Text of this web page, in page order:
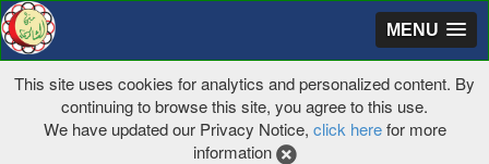
MENU
This site uses cookies for analytics and personalized content. By
continuing to browse this site, you agree to this use.
We have updated our Privacy Notice, click herefor more
information